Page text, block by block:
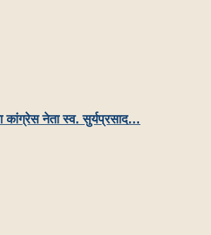
कांग्रेस नेता स्व. सुर्यप्रसाद…